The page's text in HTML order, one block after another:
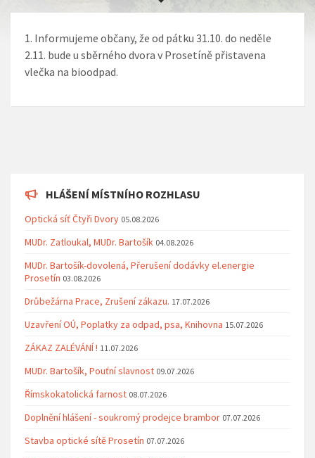
Informujeme občany, že od pátku 31.10. do neděle
2.11. bude u sběrného dvora v Prosetíně přistavena
vlečka na bioodpad.
HLÁŠENÍ MÍSTNÍHO ROZHLASU
Optická síť Čtyři Dvory 05.08.2026
MUDr. Zatloukal, MUDr. Bartošík 04.08.2026
MUDr. Bartošík-dovolená, Přerušení dodávky el.energie
Prosetín 03.08.2026
Drůbežárna Prace, Zrušení zákazu. 17.07.2026
Uzavření OÚ, Poplatky za odpad, psa, Knihovna 15.07.2026
ZÁKAZ ZALÉVÁNÍ ! 11.07.2026
MUDr. Bartošík, Pouťní slavnost 09.07.2026
Římskokatolická farnost 08.07.2026
Doplnění hlášení - soukromý prodejce brambor 07.07.2026
Stavba optické sítě Prosetín 07.07.2026